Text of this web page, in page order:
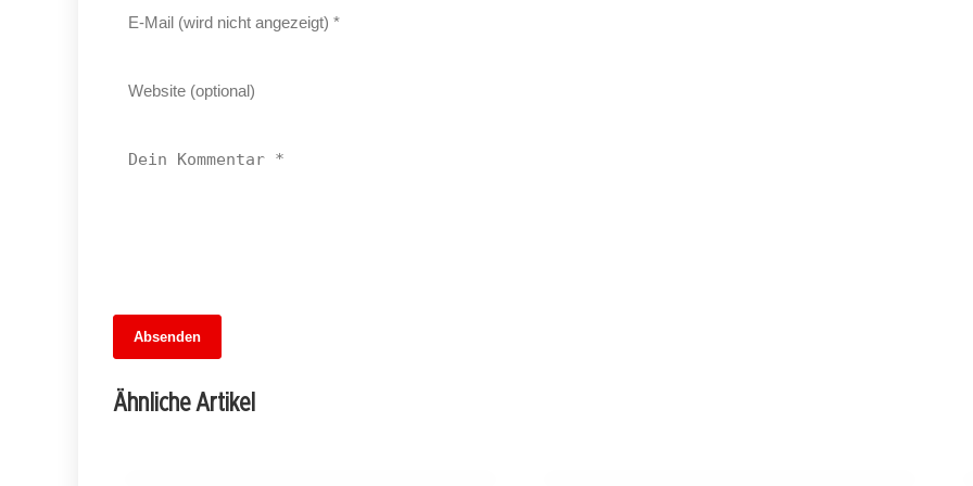
Absenden
Ähnliche Artikel
Neukölln im Umbruch: Hikels Abschied
und die Suche nach Lösungen in